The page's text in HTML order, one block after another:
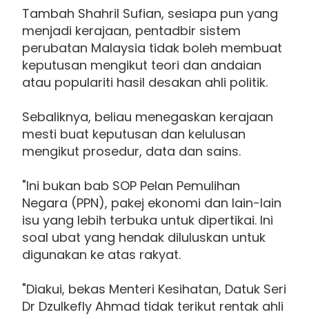
Tambah Shahril Sufian, sesiapa pun yang
menjadi kerajaan, pentadbir sistem
perubatan Malaysia tidak boleh membuat
keputusan mengikut teori dan andaian
atau populariti hasil desakan ahli politik.
Sebaliknya, beliau menegaskan kerajaan
mesti buat keputusan dan kelulusan
mengikut prosedur, data dan sains.
"Ini bukan bab SOP Pelan Pemulihan
Negara (PPN), pakej ekonomi dan lain-lain
isu yang lebih terbuka untuk dipertikai. Ini
soal ubat yang hendak diluluskan untuk
digunakan ke atas rakyat.
"Diakui, bekas Menteri Kesihatan, Datuk Seri
Dr Dzulkefly Ahmad tidak terikut rentak ahli